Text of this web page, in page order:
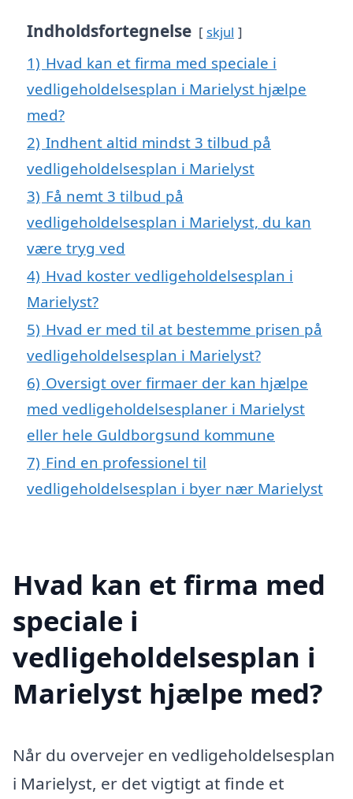
Indholdsfortegnelse skjul
1) Hvad kan et firma med speciale i
vedligeholdelsesplan i Marielyst hjælpe
med?
2) Indhent altid mindst 3 tilbud på
vedligeholdelsesplan i Marielyst
3) Få nemt 3 tilbud på
vedligeholdelsesplan i Marielyst, du kan
være tryg ved
4) Hvad koster vedligeholdelsesplan i
Marielyst?
5) Hvad er med til at bestemme prisen på
vedligeholdelsesplan i Marielyst?
6) Oversigt over firmaer der kan hjælpe
med vedligeholdelsesplaner i Marielyst
eller hele Guldborgsund kommune
7) Find en professionel til
vedligeholdelsesplan i byer nær Marielyst
Hvad kan et firma med
speciale i
vedligeholdelsesplan i
Marielyst hjælpe med?
Når du overvejer en vedligeholdelsesplan
i Marielyst, er det vigtigt at finde et